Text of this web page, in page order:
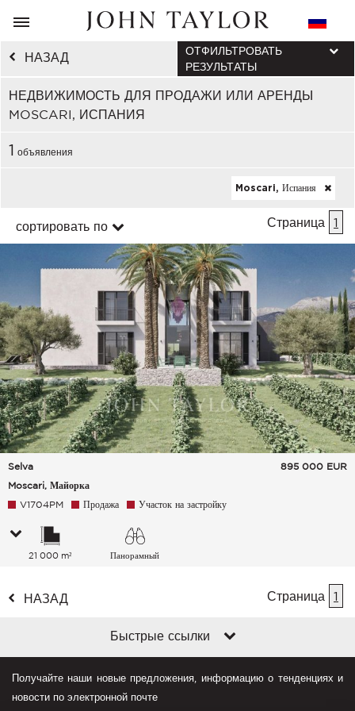
НАЗАД
НЕДВИЖИМОСТЬ ДЛЯ ПРОДАЖИ ИЛИ АРЕНДЫ
MOSCARI, ИСПАНИЯ
ОТФИЛЬТРОВАТЬ
РЕЗУЛЬТАТЫ
1 объявления
Moscari, Испания
сортировать по Страница 1
Selva
Moscari, Майорка
895 000 EUR
V1704PM Продажа Участок на застройку
21 000 m²
Панорамный
НАЗАД Страница 1
Быстрые ссылки
Получайте наши новые предложения, информацию о тенденциях и
новости по электронной почте